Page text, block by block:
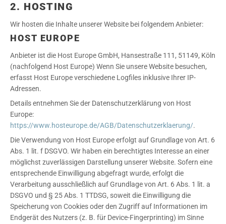
2. HOSTING
Wir hosten die Inhalte unserer Website bei folgendem Anbieter:
HOST EUROPE
Anbieter ist die Host Europe GmbH, Hansestraße 111, 51149, Köln
(nachfolgend Host Europe) Wenn Sie unsere Website besuchen,
erfasst Host Europe verschiedene Logfiles inklusive Ihrer IP-
Adressen.
Details entnehmen Sie der Datenschutzerklärung von Host
Europe:
https://www.hosteurope.de/AGB/Datenschutzerklaerung/.
Die Verwendung von Host Europe erfolgt auf Grundlage von Art. 6
Abs. 1 lit. f DSGVO. Wir haben ein berechtigtes Interesse an einer
möglichst zuverlässigen Darstellung unserer Website. Sofern eine
entsprechende Einwilligung abgefragt wurde, erfolgt die
Verarbeitung ausschließlich auf Grundlage von Art. 6 Abs. 1 lit. a
DSGVO und § 25 Abs. 1 TTDSG, soweit die Einwilligung die
Speicherung von Cookies oder den Zugriff auf Informationen im
Endgerät des Nutzers (z. B. für Device-Fingerprinting) im Sinne